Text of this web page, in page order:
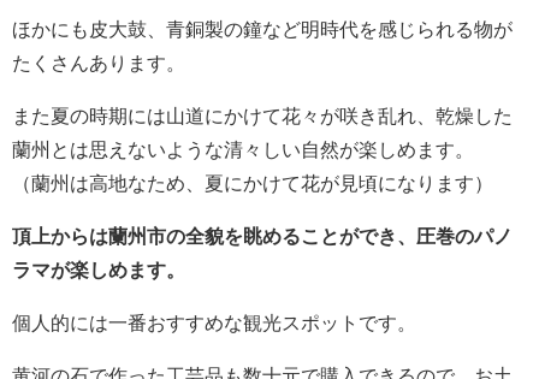
ほかにも皮大鼓、青銅製の鐘など明時代を感じられる物が
たくさんあります。
また夏の時期には山道にかけて花々が咲き乱れ、乾燥した
蘭州とは思えないような清々しい自然が楽しめます。
（蘭州は高地なため、夏にかけて花が見頃になります）
頂上からは蘭州市の全貌を眺めることができ、圧巻のパノ
ラマが楽しめます。
個人的には一番おすすめな観光スポットです。